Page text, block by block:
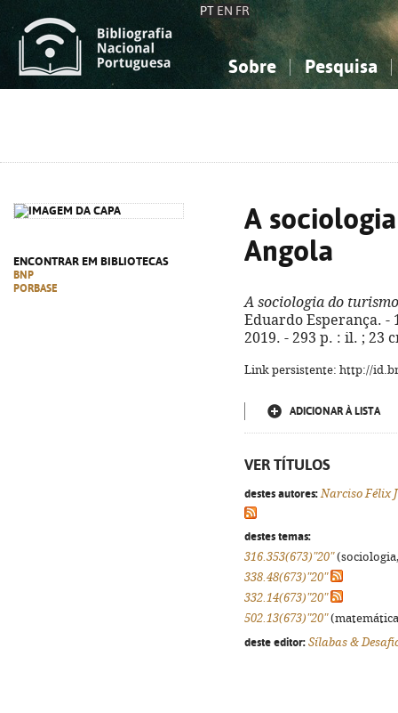
PT EN FR
Sobre Pesquisa
ENCONTRAR EM BIBLIOTECAS
BNP
PORBASE
A
Angola
A sociologia do
Eduardo Esperança. -
2019. - 293 p. : il. ; 23
Link persistente: http://
ADICIONAR À LISTA
VER TÍTULOS
destes autores: Narciso Félix
destes temas:
316.353(673)"20"
338.48(673)"20"
332.14(673)"20"
502.13(673)"20"
deste editor: Sílabas &